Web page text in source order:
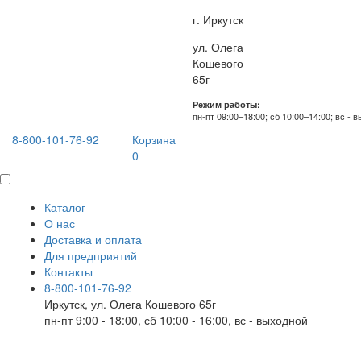
г. Иркутск
ул. Олега
Кошевого
65г
Режим работы:
пн-пт 09:00–18:00; сб 10:00–14:00; вс -
8-800-101-76-92
Корзина
0
Каталог
О нас
Доставка и оплата
Для предприятий
Контакты
8-800-101-76-92
Иркутск, ул. Олега Кошевого 65г
пн-пт 9:00 - 18:00, сб 10:00 - 16:00, вс - выходной